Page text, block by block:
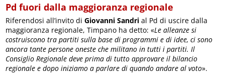
Pd fuori dalla maggioranza regionale
Riferendosi all’invito diGiovanni Sandri al Pd di uscire dalla
maggioranza regionale, Timpano ha detto: «Le alleanze si
costruiscono tra partiti sulla base di programmi e di idee, ci sono
ancora tante persone oneste che militano in tutti i partiti. Il
Consiglio Regionale deve prima di tutto approvare il bilancio
regionale e dopo iniziamo a parlare di quando andare al voto».